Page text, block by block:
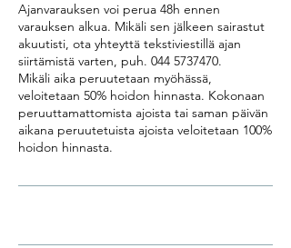
Ajanvarauksen voi perua 48h ennen
varauksen alkua. Mikäli sen jälkeen sairastut
akuutisti, ota yhteyttä tekstiviestillä ajan
siirtämistä varten, puh. 044 5737470.
Mikäli aika peruutetaan myöhässä,
veloitetaan 50% hoidon hinnasta. Kokonaan
peruuttamattomista ajoista tai saman päivän
aikana peruutetuista ajoista veloitetaan 100%